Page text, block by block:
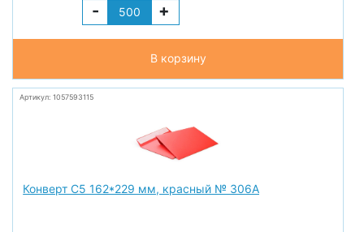
- +
В корзину
Артикул: 1057593115
Конверт С5 162*229 мм, красный № 306А